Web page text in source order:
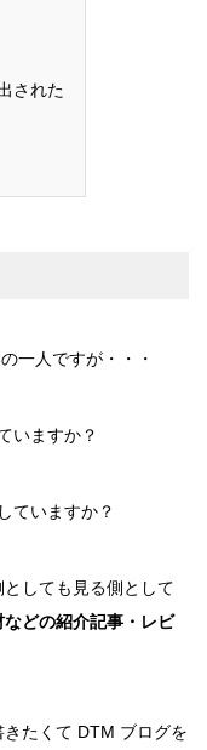
された
一人ですが・・・
いますか？
ていますか？
しても見る側として
どの紹介記事・レビ
たくて DTM ブログを